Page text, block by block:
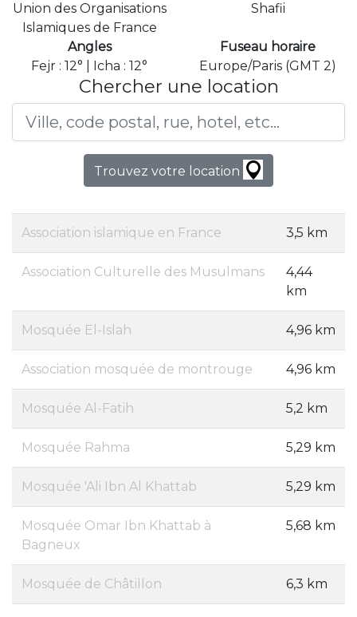
Union des Organisations
Islamiques de France
Shafii
Angles
Fejr : 12° | Icha : 12°
Fuseau horaire
Europe/Paris (GMT 2)
Chercher une location
Trouvez votre location
Association islamique en France 3,5 km
Association Culturelle des Musulmans
4,44
km
Mosquée El-Islah 4,96 km
Association mosquée de montrouge 4,96 km
Mosquée Al-Fatih 5,2 km
Mosquée Rahma 5,29 km
Mosquée 'Ali Ibn Al Khattab 5,29 km
Mosquée Omar Ibn Khattab à
Bagneux
5,68 km
Mosquée de Châtillon 6,3 km